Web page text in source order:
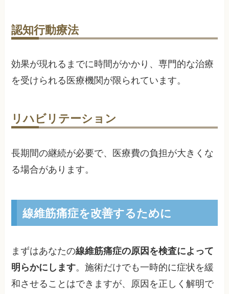
認知行動療法
効果が現れるまでに時間がかかり、専門的な治療
を受けられる医療機関が限られています。
リハビリテーション
長期間の継続が必要で、医療費の負担が大きくな
る場合があります。
線維筋痛症を改善するために
まずはあなたの線維筋痛症の原因を検査によって
明らかにします。施術だけでも一時的に症状を緩
和させることはできますが、原因を正しく解明で